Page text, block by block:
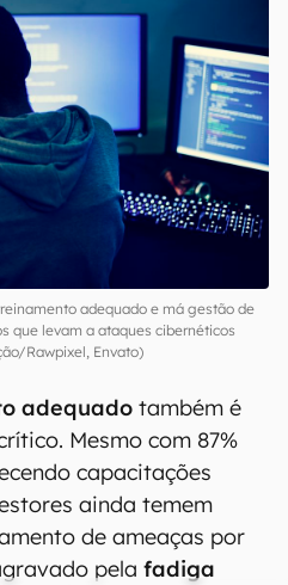
adequado e má gestão de
que levam a ataques cibernéticos
Rawpixel, Envato)
adequado também é
Mesmo com 87%
capacitações
ainda temem
de ameaças por
pela fadiga